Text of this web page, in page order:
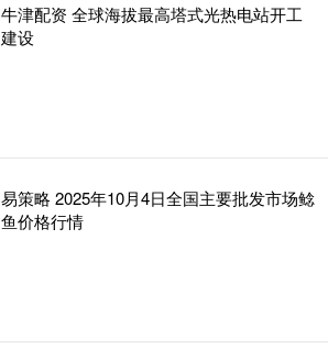
牛津配资 全球海拔最高塔式光热电站开工
建设
易策略 2025年10月4日全国主要批发市场鲶
鱼价格行情